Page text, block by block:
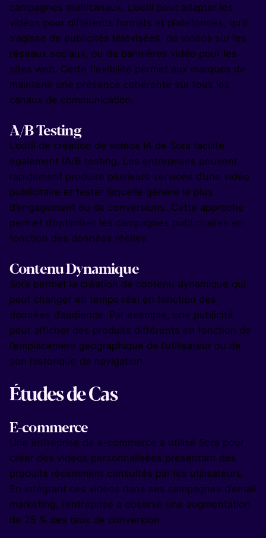
campagnes multicanaux. L’outil peut adapter les
vidéos pour différents formats et plateformes, qu’il
s’agisse de publicités télévisées, de vidéos sur les
réseaux sociaux, ou de bannières vidéo pour les
sites web. Cette flexibilité permet aux marques de
maintenir une présence cohérente sur tous les
canaux de communication.
A/B Testing
L’outil de création de vidéos IA de Sora facilite
également l’A/B testing. Les entreprises peuvent
rapidement produire plusieurs versions d’une vidéo
publicitaire et tester laquelle génère le plus
d’engagement ou de conversions. Cette approche
permet d’optimiser les campagnes publicitaires en
fonction des données réelles.
Contenu Dynamique
Sora permet la création de contenu dynamique qui
peut changer en temps réel en fonction des
données d’audience. Par exemple, une publicité
peut afficher des produits différents en fonction de
l’emplacement géographique de l’utilisateur ou de
son historique de navigation.
Études de Cas
E-commerce
Une entreprise de e-commerce a utilisé Sora pour
créer des vidéos personnalisées présentant des
produits récemment consultés par les utilisateurs.
En intégrant ces vidéos dans ses campagnes d’email
marketing, l’entreprise a observé une augmentation
de 25 % des taux de conversion.